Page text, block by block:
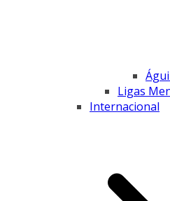
Ligas
Internacional